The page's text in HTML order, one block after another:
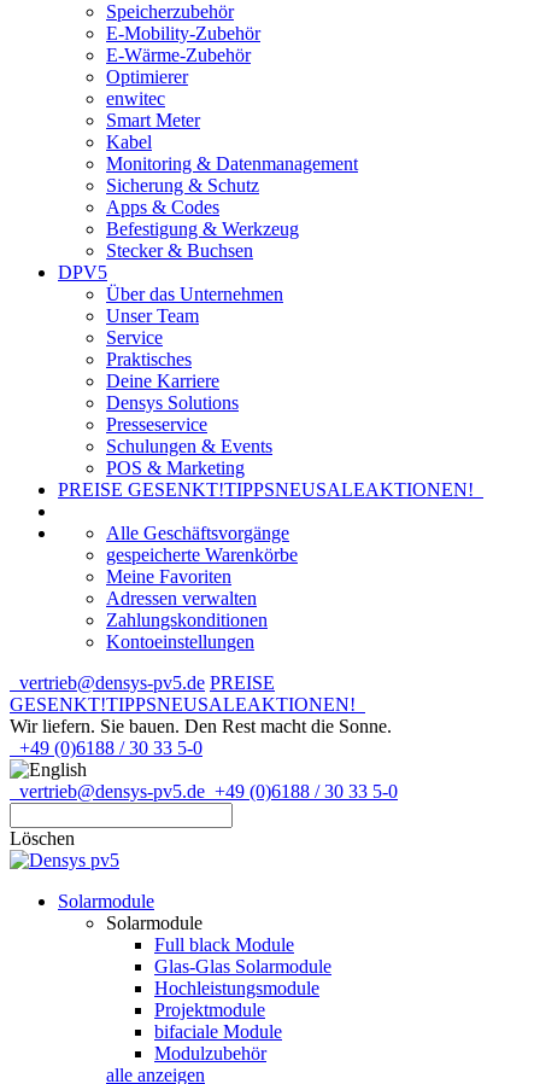
Speicherzubehör
E-Mobility-Zubehör
E-Wärme-Zubehör
Optimierer
enwitec
Smart Meter
Kabel
Monitoring & Datenmanagement
Sicherung & Schutz
Apps & Codes
Befestigung & Werkzeug
Stecker & Buchsen
DPV5
Über das Unternehmen
Unser Team
Service
Praktisches
Deine Karriere
Densys Solutions
Presseservice
Schulungen & Events
POS & Marketing
PREISE GESENKT!TIPPSNEUSALEAKTIONEN!
Alle Geschäftsvorgänge
gespeicherte Warenkörbe
Meine Favoriten
Adressen verwalten
Zahlungskonditionen
Kontoeinstellungen
vertrieb@densys-pv5.de PREISE
GESENKT!TIPPSNEUSALEAKTIONEN!
Wir liefern. Sie bauen. Den Rest macht die Sonne.
+49 (0)6188 / 30 33 5-0
vertrieb@densys-pv5.de +49 (0)6188 / 30 33 5-0
Löschen
Solarmodule
Solarmodule
Full black Module
Glas-Glas Solarmodule
Hochleistungsmodule
Projektmodule
bifaciale Module
Modulzubehör
alle anzeigen